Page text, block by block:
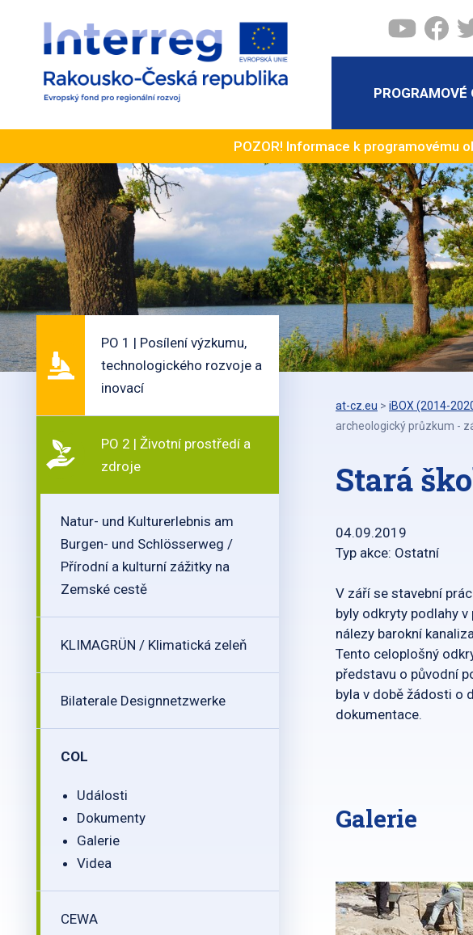
POZOR! Informace k programovému
PO 1 | Posílení výzkumu,
technologického rozvoje a
inovací
PO 2 | Životní prostředí a
zdroje
Natur- und Kulturerlebnis am
Burgen- und Schlösserweg /
Přírodní a kulturní zážitky na
Zemské cestě
KLIMAGRÜN / Klimatická zeleň
Bilaterale Designnetzwerke
COL
Události
Dokumenty
Galerie
Videa
CEWA
at-cz.eu > iBOX (2014-
archeologický průzkum -
Stará
04.09.2019
Typ akce: Ostatní
V září se stavební
byly odkryty podlahy
nálezy barokní
Tento celoplošný
představu o původní
byla v době žádosti o
dokumentace.
Galerie